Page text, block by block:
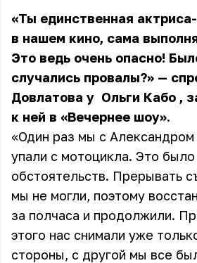
«Ты единственная
в нашем кино, сама
Это ведь очень опасно!
случались провалы?» —
Довлатова у Ольги Кабо ,
к ней в «Вечернее шоу».
«Один раз мы с
упали с мотоцикла. Это
обстоятельств. Прерывать
мы не могли, поэтому
за полчаса и продолжили.
этого нас снимали уже
стороны, с другой мы все